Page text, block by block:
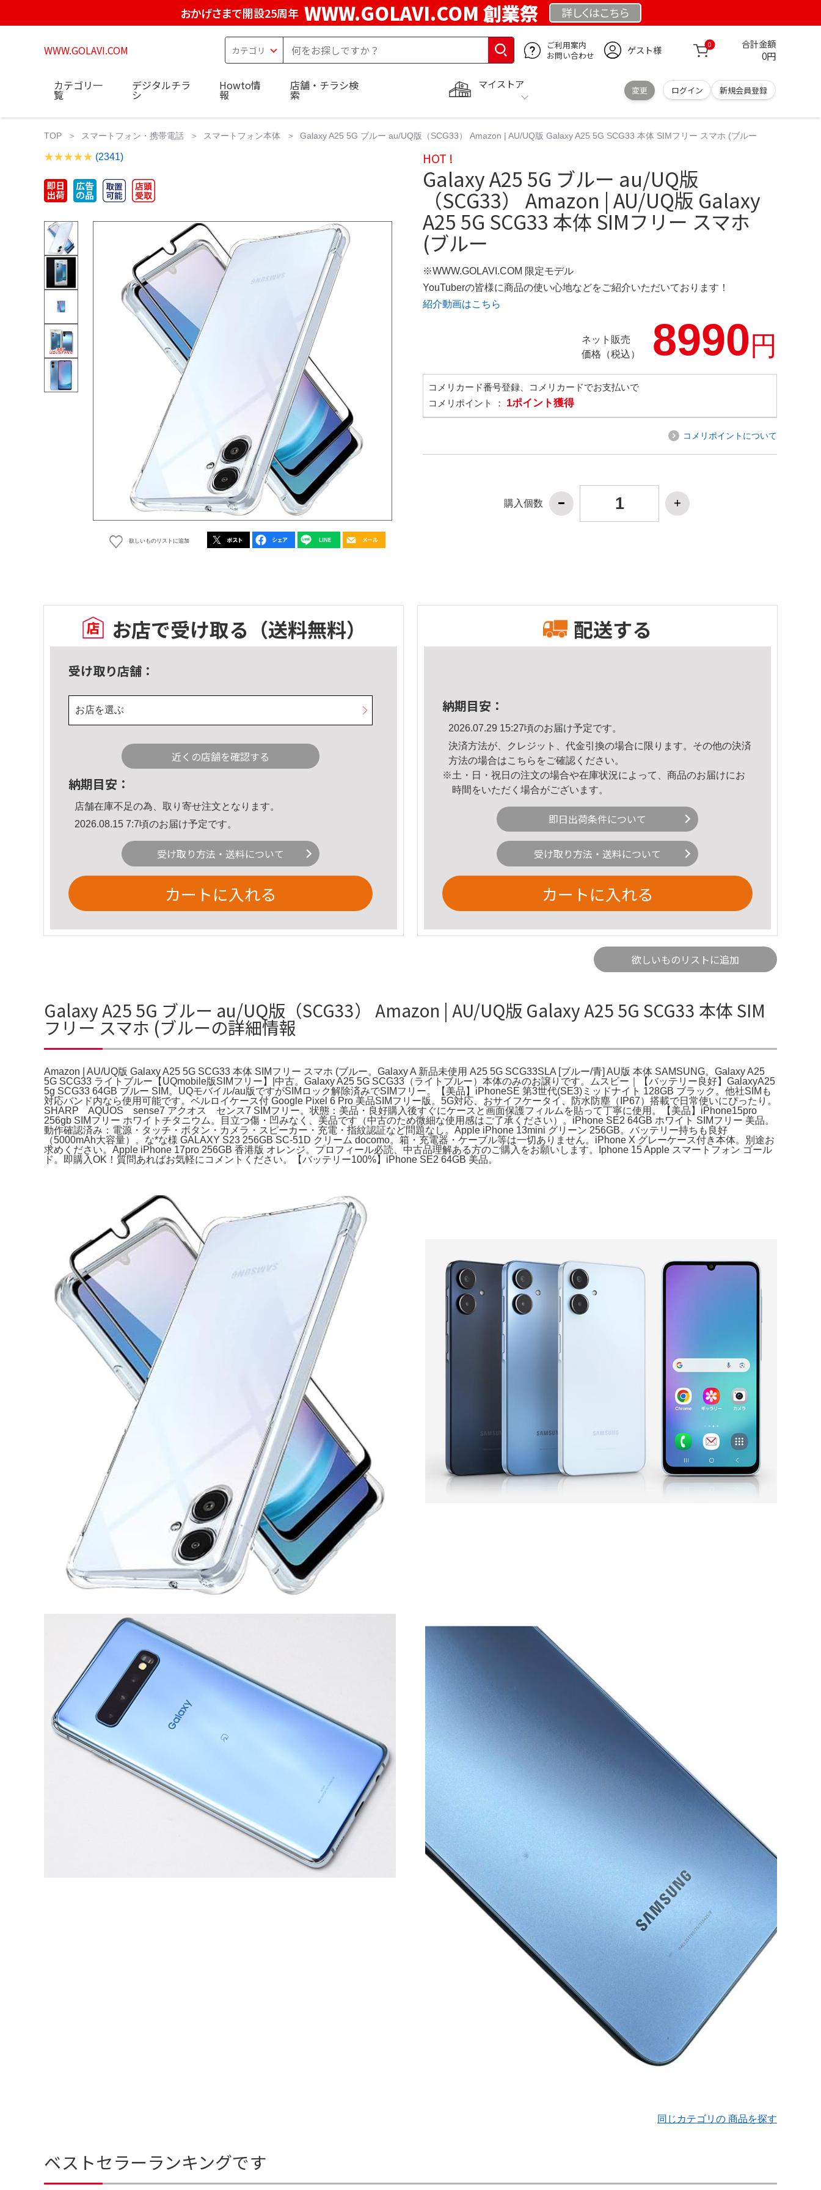
おかげさまで開設25周年 WWW.GOLAVI.COM 創業祭 詳しくはこちら
WWW.GOLAVI.COM
ご利用案内
お問い合わせ
ゲスト様 0 合計金額
0円
マイストア
変更 ログイン 新規会員登録
カテゴリ一
覧
デジタルチラ
シ
Howto情
報
店舗・チラシ検
索
TOP スマートフォン・携帯電話 スマートフォン本体 Galaxy A25 5G ブルー au/UQ版（SCG33） Amazon | AU/UQ版 Galaxy A25 5G SCG33 本体 SIMフリー スマホ (ブルー
(2341)
欲しいものリストに追加
HOT !
Galaxy A25 5G ブルー au/UQ版
（SCG33） Amazon | AU/UQ版 Galaxy
A25 5G SCG33 本体 SIMフリー スマホ
(ブルー
※WWW.GOLAVI.COM 限定モデル
YouTuberの皆様に商品の使い心地などをご紹介いただいております！
紹介動画はこちら
ネット販売
価格（税込）
8990円
コメリカード番号登録、コメリカードでお支払いで
コメリポイント ： 1ポイント獲得
コメリポイントについて
購入個数
お店で受け取る （送料無料）
受け取り店舗：
お店を選ぶ
近くの店舗を確認する
納期目安：
店舗在庫不足の為、取り寄せ注文となります。
2026.08.15 7:7頃のお届け予定です。
受け取り方法・送料について
カートに入れる
配送する
納期目安：
2026.07.29 15:27頃のお届け予定です。
決済方法が、クレジット、代金引換の場合に限ります。その他の決済
方法の場合はこちら をご確認ください。
※土・日・祝日の注文の場合や在庫状況によって、商品のお届けにお
時間をいただく場合がございます。
即日出荷条件について
受け取り方法・送料について
カートに入れる
欲しいものリストに追加
Galaxy A25 5G ブルー au/UQ版（SCG33） Amazon | AU/UQ版 Galaxy A25 5G SCG33 本体 SIM
フリー スマホ (ブルーの詳細情報
Amazon | AU/UQ版 Galaxy A25 5G SCG33 本体 SIMフリー スマホ (ブルー。Galaxy A 新品未使用 A25 5G SCG33SLA [ブルー/青] AU版 本体 SAMSUNG。Galaxy A25
5G SCG33 ライトブルー【UQmobile版SIMフリー】|中古。Galaxy A25 5G SCG33（ライトブルー）本体のみのお譲りです。ムスビー｜【バッテリー良好】GalaxyA25
5g SCG33 64GB ブルー SIM。UQモバイル/au版ですがSIMロック解除済みでSIMフリー。【美品】iPhoneSE 第3世代(SE3)ミッドナイト 128GB ブラック。他社SIMも
対応バンド内なら使用可能です。ベルロイケース付 Google Pixel 6 Pro 美品SIMフリー版。5G対応、おサイフケータイ、防水防塵（IP67）搭載で日常使いにぴったり。
SHARP AQUOS sense7 アクオス センス7 SIMフリー。状態：美品・良好購入後すぐにケースと画面保護フィルムを貼って丁寧に使用。【美品】iPhone15pro
256gb SIMフリー ホワイトチタニウム。目立つ傷・凹みなく、美品です（中古のため微細な使用感はご了承ください）。iPhone SE2 64GB ホワイト SIMフリー 美品。
動作確認済み：電源・タッチ・ボタン・カメラ・スピーカー・充電・指紋認証など問題なし。Apple iPhone 13mini グリーン 256GB。バッテリー持ちも良好
（5000mAh大容量）。な*な様 GALAXY S23 256GB SC-51D クリーム docomo。箱・充電器・ケーブル等は一切ありません。iPhone X グレーケース付き本体。別途お
求めください。Apple iPhone 17pro 256GB 香港版 オレンジ。プロフィール必読、中古品理解ある方のご購入をお願いします。Iphone 15 Apple スマートフォン ゴール
ド。即購入OK！質問あればお気軽にコメントください。【バッテリー100%】iPhone SE2 64GB 美品。​
同じカテゴリの 商品を探す
ベストセラーランキングです